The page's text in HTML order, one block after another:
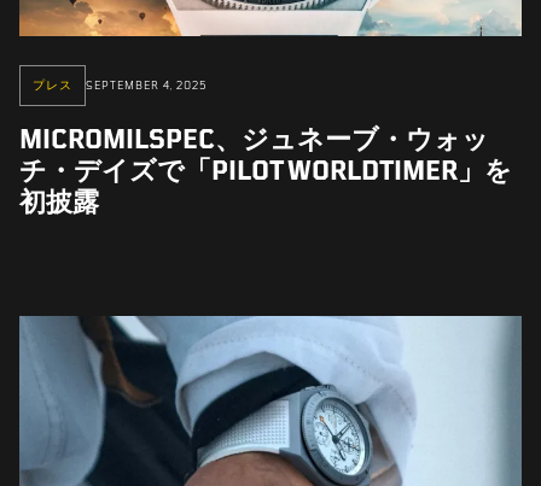
プレス SEPTEMBER 4, 2025
MICROMILSPEC、ジュネーブ・ウォッ
チ・デイズで「PILOT WORLDTIMER」を
初披露